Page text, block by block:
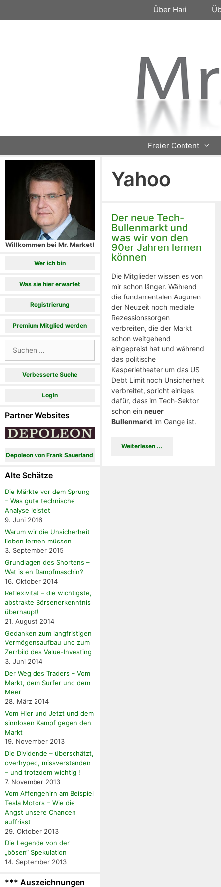
Über Hari
Freier Content
Yahoo
Der neue Tech-
Bullenmarkt und
was wir von den
90er Jahren lernen
können
Die Mitglieder wissen es von
mir schon länger. Während
die fundamentalen Auguren
der Neuzeit noch mediale
Rezessionssorgen
verbreiten, die der Markt
schon weitgehend
eingepreist hat und während
das politische
Kasperletheater um das US
Debt Limit noch Unsicherheit
verbreitet, spricht einiges
dafür, dass im Tech-Sektor
schon ein neuer
Bullenmarktim Gange ist.
Weiterlesen ...
Willkommen bei Mr. Market!
Wer ich bin
Was sie hier erwartet
Registrierung
Premium Mitglied werden
nach:
Verbesserte Suche
Login
Partner Websites
Depoleon von Frank Sauerland
Alte Schätze
Die Märkte vor dem Sprung
– Was gute technische
Analyse leistet
9. Juni 2016
Warum wir die Unsicherheit
lieben lernen müssen
3. September 2015
Grundlagen des Shortens –
Wat is en Dampfmaschin?
16. Oktober 2014
Reflexivität – die wichtigste,
abstrakte Börsenerkenntnis
überhaupt!
21. August 2014
Gedanken zum langfristigen
Vermögensaufbau und zum
Zerrbild des Value-Investing
3. Juni 2014
Der Weg des Traders – Vom
Markt, dem Surfer und dem
Meer
28. März 2014
Vom Hier und Jetzt und dem
sinnlosen Kampf gegen den
Markt
19. November 2013
Die Dividende – überschätzt,
overhyped, missverstanden
– und trotzdem wichtig !
7. November 2013
Vom Affengehirn am Beispiel
Tesla Motors – Wie die
Angst unsere Chancen
auffrisst
29. Oktober 2013
Die Legende von der
„bösen“ Spekulation
14. September 2013
*** Auszeichnungen